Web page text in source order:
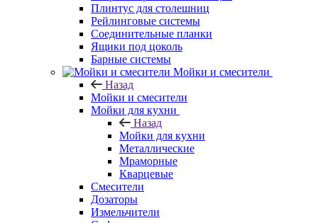
Плинтус для столешниц
Рейлинговые системы
Соединительные планки
Ящики под цоколь
Барные системы
Мойки и смесители
Назад
Мойки и смесители
Мойки для кухни
Назад
Мойки для кухни
Металлические
Мраморные
Кварцевые
Смесители
Дозаторы
Измельчители